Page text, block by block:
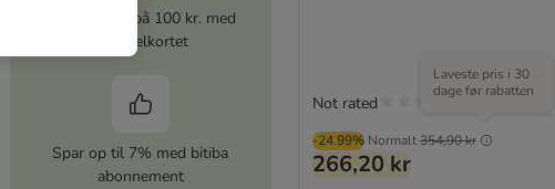
Værdikupon på 100 kr. med
stempelkortet
Spar op til 7% med bitiba
abonnement
-24.99% Normalt354,90 kr
Laveste pris i 30
dage før rabatten
266,20 kr
Not rated